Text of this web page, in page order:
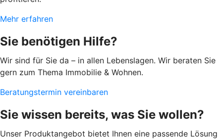
Mehr erfahren
Sie benötigen Hilfe?
Wir sind für Sie da – in allen Lebenslagen. Wir beraten Sie
gern zum Thema Immobilie & Wohnen.
Beratungstermin vereinbaren
Sie wissen bereits, was Sie wollen?
Unser Produktangebot bietet Ihnen eine passende Lösung